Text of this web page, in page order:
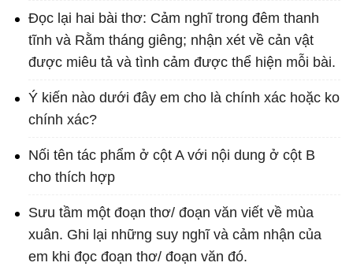
Đọc lại hai bài thơ: Cảm nghĩ trong đêm thanh
tĩnh và Rằm tháng giêng; nhận xét về cản vật
được miêu tả và tình cảm được thể hiện mỗi bài.
Ý kiến nào dưới đây em cho là chính xác hoặc ko
chính xác?
Nối tên tác phẩm ở cột A với nội dung ở cột B
cho thích hợp
Sưu tầm một đoạn thơ/ đoạn văn viết về mùa
xuân. Ghi lại những suy nghĩ và cảm nhận của
em khi đọc đoạn thơ/ đoạn văn đó.